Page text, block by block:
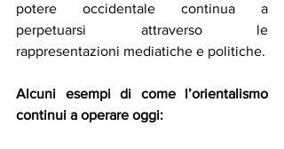
potere occidentale continua a
perpetuarsi attraverso le
rappresentazioni mediatiche e politiche.
Alcuni esempi di come l’orientalismo
continui a operare oggi: